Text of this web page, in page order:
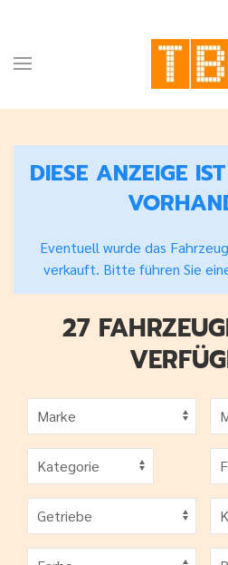
DIESE ANZEIGE
Eventuell wurde das
verkauft. Bitte führen Sie
27